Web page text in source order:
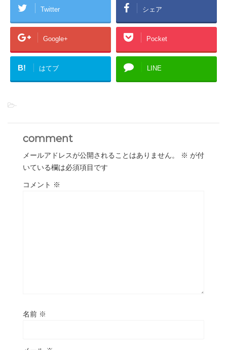
Twitter シェア
Google+ Pocket
B! はてブ LINE
-
comment
メールアドレスが公開されることはありません。 ※ が付
いている欄は必須項目です
コメント ※
名前 ※